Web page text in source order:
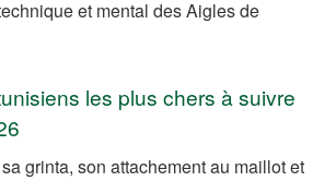
et mental des Aigles de
les plus chers à suivre
grinta, son attachement au maillot et